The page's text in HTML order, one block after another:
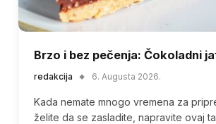
Brzo i bez pečenja: Čokoladni
redakcija 6. Augusta 2026.
Kada nemate mnogo vremena za
želite da se zasladite, napravite ovaj